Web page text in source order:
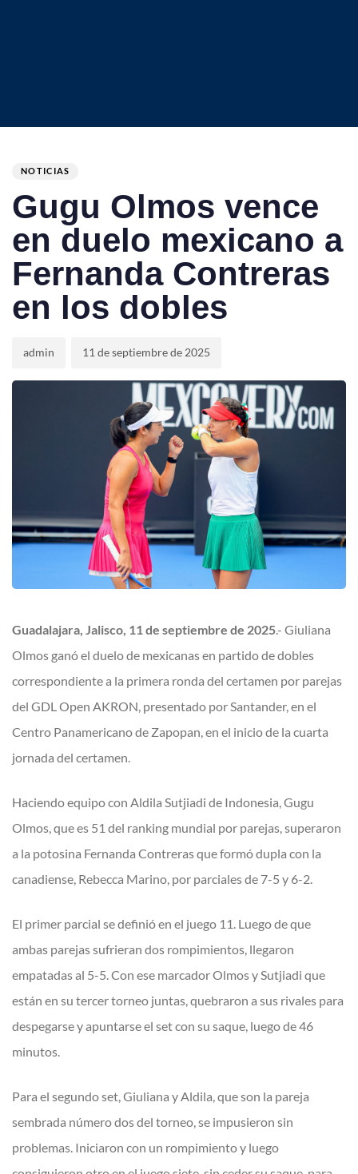
IN:
NOTICIAS
Gugu Olmos vence
en duelo mexicano a
Fernanda Contreras
en los dobles
admin
on:
11 de septiembre de 2025
Guadalajara, Jalisco, 11 de septiembre de 2025.- Giuliana
Olmos ganó el duelo de mexicanas en partido de dobles
correspondiente a la primera ronda del certamen por parejas
del GDL Open AKRON, presentado por Santander, en el
Centro Panamericano de Zapopan, en el inicio de la cuarta
jornada del certamen.
Haciendo equipo con Aldila Sutjiadi de Indonesia, Gugu
Olmos, que es 51 del ranking mundial por parejas, superaron
a la potosina Fernanda Contreras que formó dupla con la
canadiense, Rebecca Marino, por parciales de 7-5 y 6-2.
El primer parcial se definió en el juego 11. Luego de que
ambas parejas sufrieran dos rompimientos, llegaron
empatadas al 5-5. Con ese marcador Olmos y Sutjiadi que
están en su tercer torneo juntas, quebraron a sus rivales para
despegarse y apuntarse el set con su saque, luego de 46
minutos.
Para el segundo set, Giuliana y Aldila, que son la pareja
sembrada número dos del torneo, se impusieron sin
problemas. Iniciaron con un rompimiento y luego